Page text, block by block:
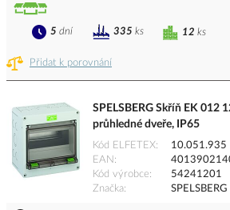
Přidat k porovnání
12 ks
5 dní 335 ks
SPELSBERG Skříň EK 012
průhledné dveře, IP65
Kód ELFETEX
10.051.935
EAN
Kód výrobce
54241201
Značka
SPELSBERG